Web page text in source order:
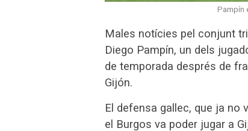
Pampín
Males notícies pel conjunt
Diego Pampín, un dels
de temporada després de
Gijón.
El defensa gallec, que ja no
el Burgos va poder jugar a